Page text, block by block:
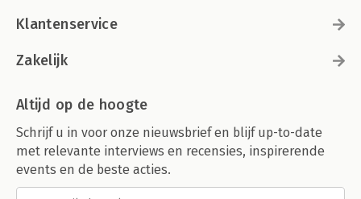
Klantenservice
Zakelijk
Altijd op de hoogte
Schrijf u in voor onze nieuwsbrief en blijf up-to-date
met relevante interviews en recensies, inspirerende
events en de beste acties.